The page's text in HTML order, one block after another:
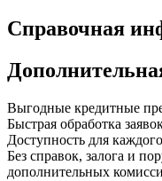
Справочная
Выгодные кредитные
Быстрая обработка
Доступность для
Без справок, залога и
дополнительных